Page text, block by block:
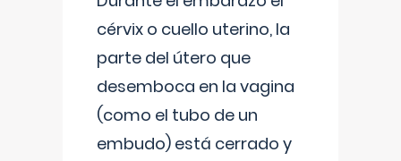
cérvix o cuello uterino, la
parte del útero que
desemboca en la vagina
(como el tubo de un
embudo) está cerrado y